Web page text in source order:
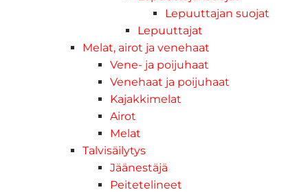
Lepuuttajan suojat
Lepuuttajat
Melat, airot ja venehaat
Vene- ja poijuhaat
Venehaat ja poijuhaat
Kajakkimelat
Airot
Melat
Talvisäilytys
Jäänestäjä
Peitetelineet